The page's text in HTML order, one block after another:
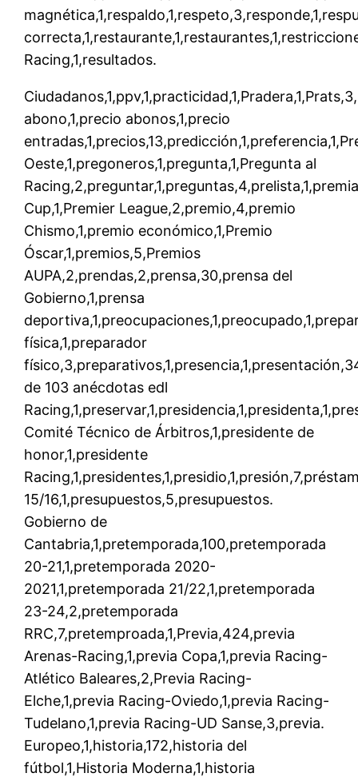
Racing,1,resultados.
abono,1,precio abonos,1,precio
Oeste,1,pregoneros,1,pregunta,1,Pregunta al
Cup,1,Premier League,2,premio,4,premio
Chismo,1,premio económico,1,Premio
Óscar,1,premios,5,Premios
AUPA,2,prendas,2,prensa,30,prensa del
Gobierno,1,prensa
física,1,preparador
de 103 anécdotas edl
Comité Técnico de Árbitros,1,presidente de
honor,1,presidente
15/16,1,presupuestos,5,presupuestos.
Gobierno de
Cantabria,1,pretemporada,100,pretemporada
20-21,1,pretemporada 2020-
2021,1,pretemporada 21/22,1,pretemporada
23-24,2,pretemporada
RRC,7,pretemproada,1,Previa,424,previa
Arenas-Racing,1,previa Copa,1,previa Racing-
Atlético Baleares,2,Previa Racing-
Elche,1,previa Racing-Oviedo,1,previa Racing-
Tudelano,1,previa Racing-UD Sanse,3,previa.
Europeo,1,historia,172,historia del
fútbol,1,Historia Moderna,1,historia